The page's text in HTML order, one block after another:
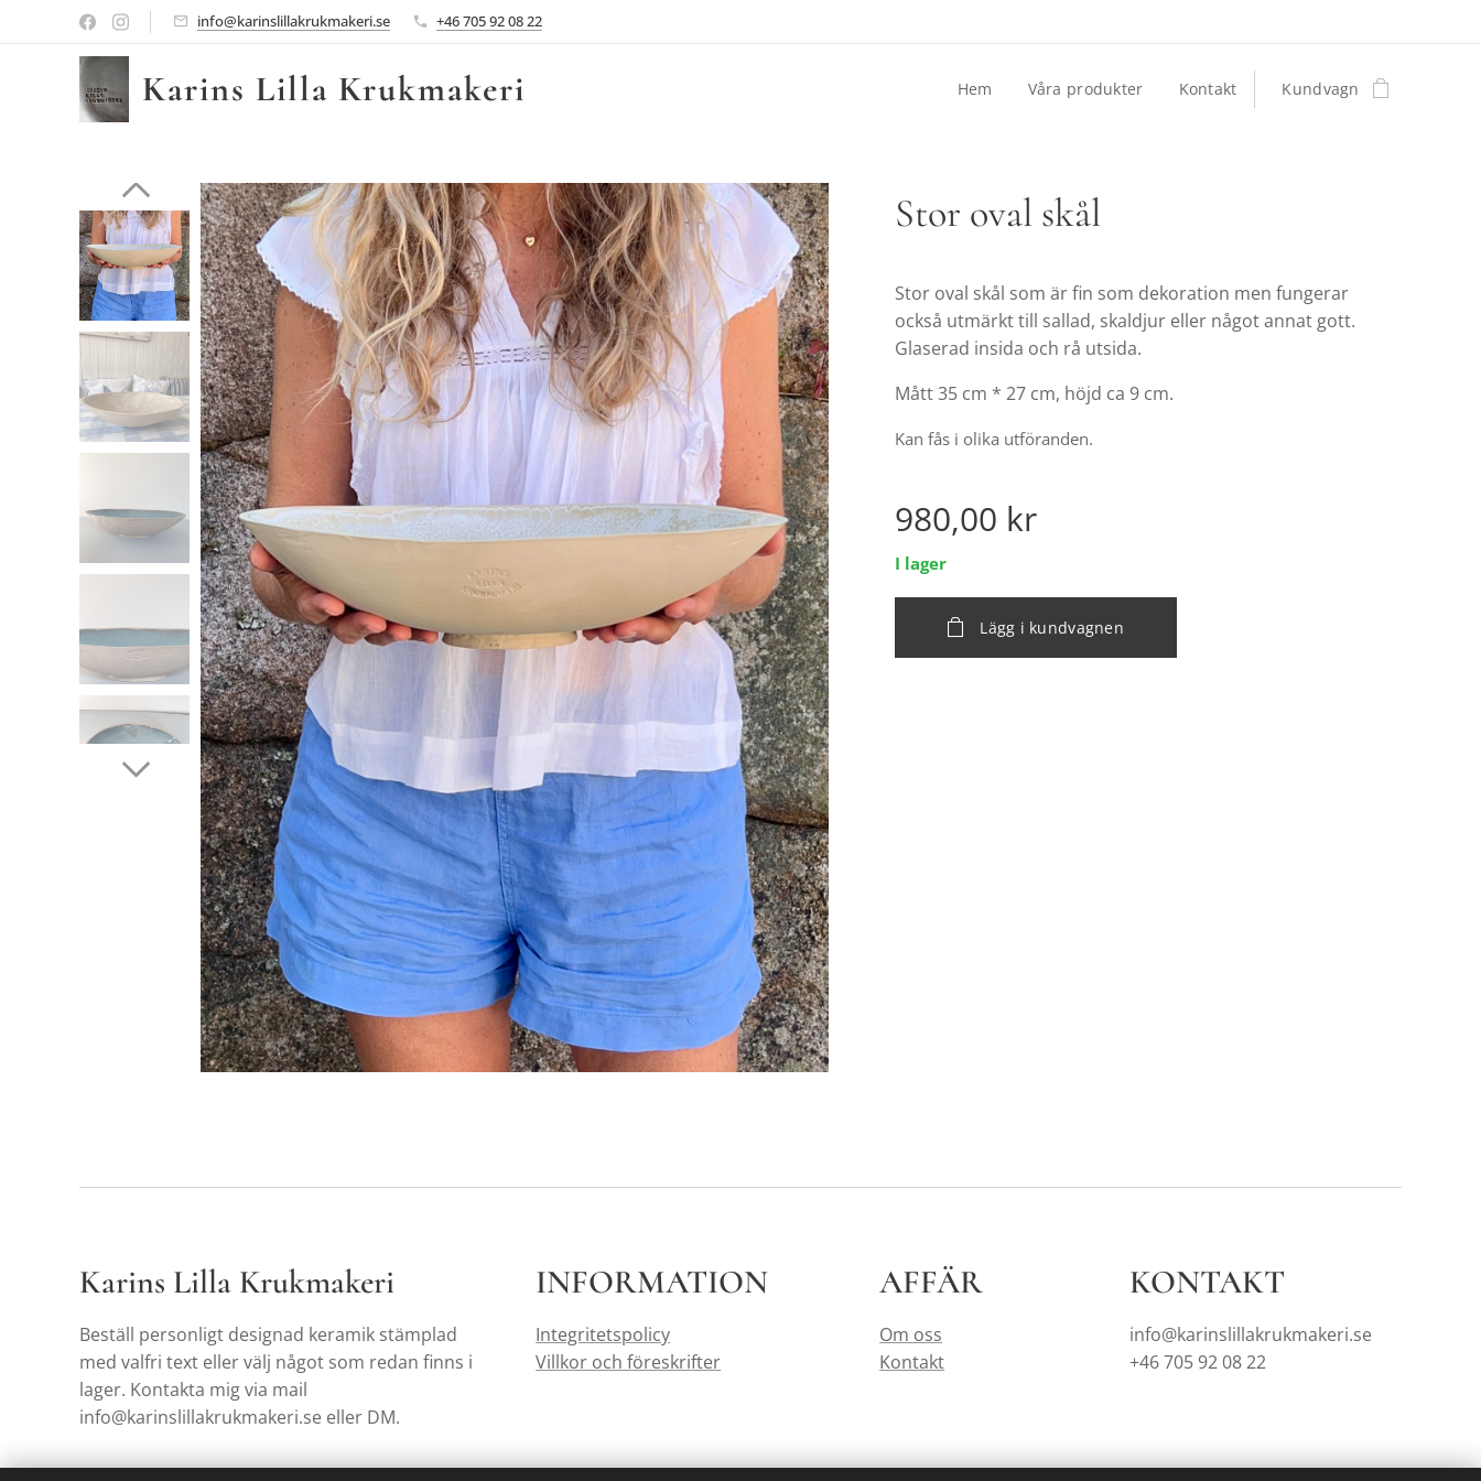
info@karinslillakrukmakeri.se +46 705 92 08 22
Karins Lilla Krukmakeri Hem Våra produkter Kontakt Kundvagn
Stor oval skål
Stor oval skål som är fin som dekoration men fungerar
också utmärkt till sallad, skaldjur eller något annat gott.
Glaserad insida och rå utsida.
Mått 35 cm * 27 cm, höjd ca 9 cm.
Kan fås i olika utföranden.
980,00 kr
I lager
Lägg i kundvagnen
Karins Lilla Krukmakeri
Beställ personligt designad keramik stämplad
med valfri text eller välj något som redan finns i
lager. Kontakta mig via mail
info@karinslillakrukmakeri.se eller DM.
INFORMATION
Integritetspolicy
Villkor och föreskrifter
AFFÄR
Om oss
Kontakt
KONTAKT
info@karinslillakrukmakeri.se
+46 705 92 08 22